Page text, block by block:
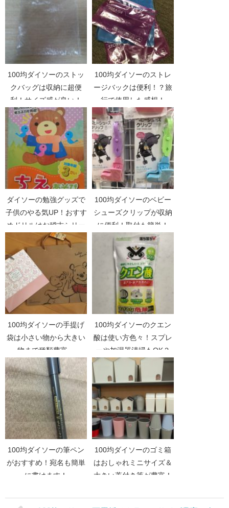
100均ダイソーのストッ
クバッグは収納に超便
利！サイズ感が良い！
100均ダイソーのストレ
ージバックは便利！？旅
行で使用した感想！
ダイソーの勉強グッズで
子供のやる気UP！おすす
めドリルはお稽古シリー
ズ！
100均ダイソーのベビー
シューズクリップが収納
に便利！取付も簡単！
100均ダイソーの手提げ
袋は小さい物から大きい
物まで種類豊富。
100均ダイソーのクエン
酸は使い方色々！スプレ
ーや加湿器清掃もOK？
100均ダイソーの筆ペン
がおすすめ！宛名も簡単
に書けます！
100均ダイソーのゴミ箱
はおしゃれミニサイズ＆
大きい蓋付き等が豊富！